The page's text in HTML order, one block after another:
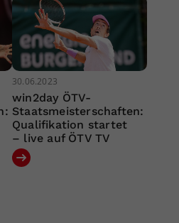
30.06.2023
win2day ÖTV-
Staatsmeisterschaften:
Qualifikation startet
– live auf ÖTV TV